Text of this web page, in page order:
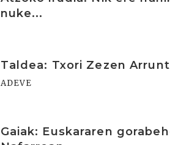
nuke...
Taldea: Txori Zezen
ADEVE
Gaiak: Euskararen